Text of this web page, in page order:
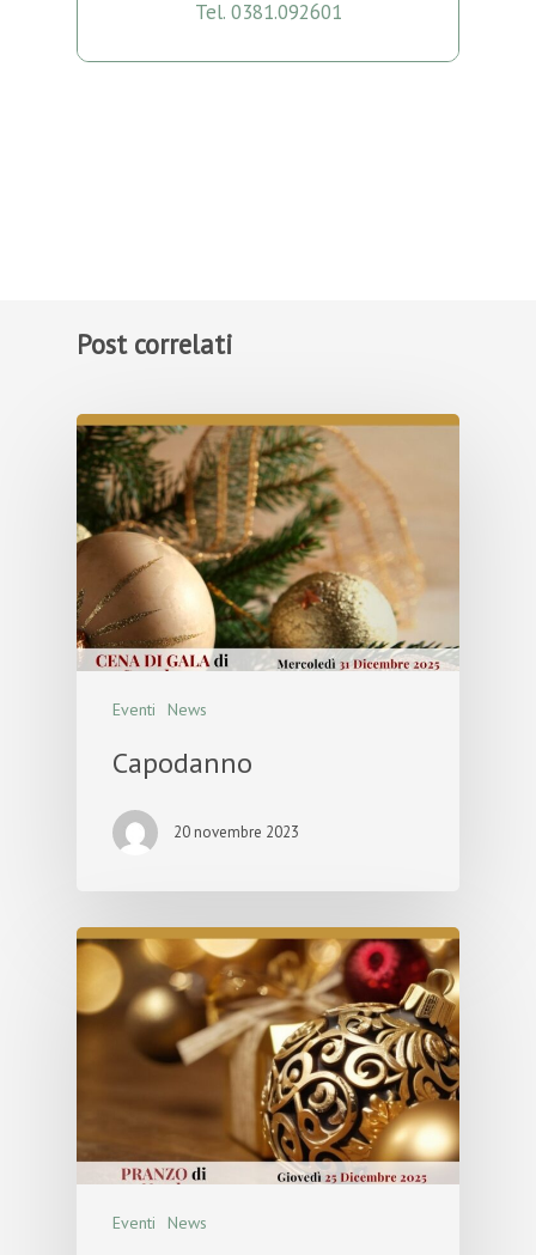
Tel. 0381.092601
Post correlati
Eventi News
Capodanno
20 novembre 2023
Eventi News